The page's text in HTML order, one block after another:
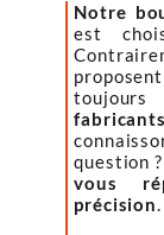
Notre
est
question ?
vous
précision.